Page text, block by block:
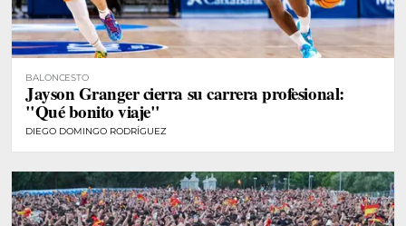
BALONCESTO
Jayson Granger cierra su carrera profesional:
"Qué bonito viaje"
DIEGO DOMINGO RODRÍGUEZ